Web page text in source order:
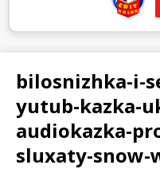
bilosnizhka-i-
yutub-kazka-
audiokazka-
sluxaty-snow-